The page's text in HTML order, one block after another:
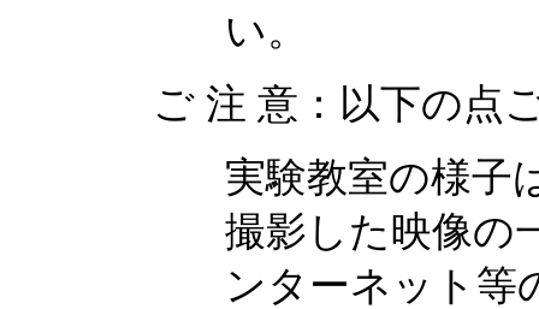
い。
ご 注 意：以下の点
実験教室の様子
撮影した映像の
ンターネット等